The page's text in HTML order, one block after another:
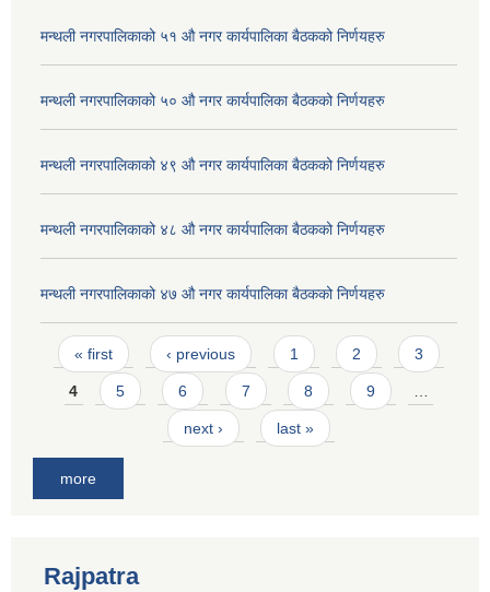
मन्थली नगरपालिकाको ५१ औ नगर कार्यपालिका बैठकको निर्णयहरु
मन्थली नगरपालिकाको ५० औ नगर कार्यपालिका बैठकको निर्णयहरु
मन्थली नगरपालिकाको ४९ औ नगर कार्यपालिका बैठकको निर्णयहरु
मन्थली नगरपालिकाको ४८ औ नगर कार्यपालिका बैठकको निर्णयहरु
मन्थली नगरपालिकाको ४७ औ नगर कार्यपालिका बैठकको निर्णयहरु
Pages
« first ‹ previous 1 2 3
4 5 6 7 8 9
next › last »
more
Rajpatra